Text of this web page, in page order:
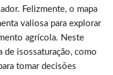
Felizmente, o mapa
valiosa para explorar
agrícola. Neste
de isossaturação, como
tomar decisões